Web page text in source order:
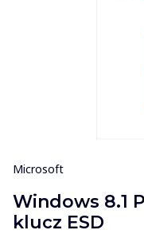
Microsoft
Windows 8.1
klucz ESD